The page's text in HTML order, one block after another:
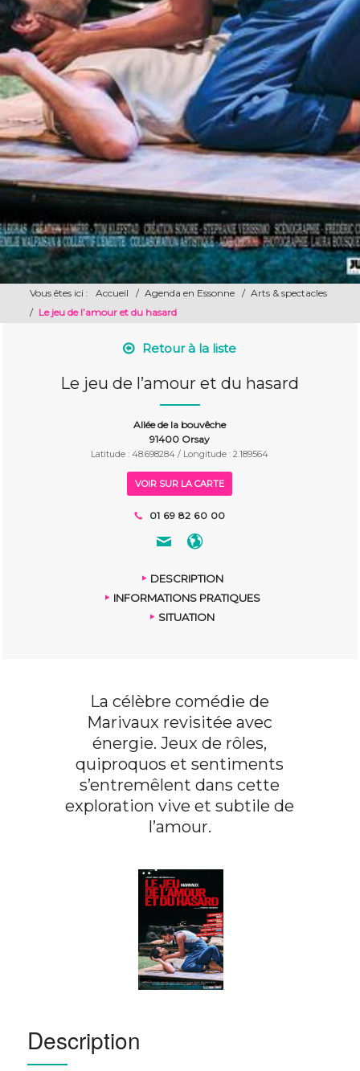
Vous êtes ici : Accueil / Agenda en Essonne / Arts & spectacles
/ Le jeu de l’amour et du hasard
Retour à la liste
Le jeu de l’amour et du hasard
Allée de la bouvêche
91400 Orsay
Latitude : 48.698284 / Longitude : 2.189564
VOIR SUR LA CARTE
01 69 82 60 00
DESCRIPTION
INFORMATIONS PRATIQUES
SITUATION
La célèbre comédie de
Marivaux revisitée avec
énergie. Jeux de rôles,
quiproquos et sentiments
s’entremêlent dans cette
exploration vive et subtile de
l’amour.
Description